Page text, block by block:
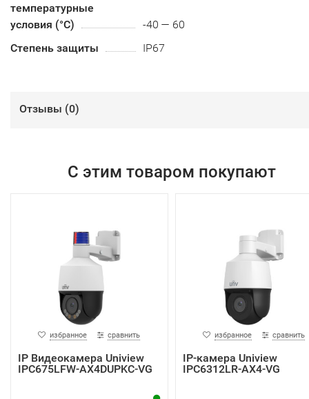
температурные
условия (°С)
-40 — 60
Степень защиты
IP67
Отзывы (0)
С этим товаром покупают
избранное сравнить
IP Видеокамера Uniview
IPC675LFW-AX4DUPKC-VG
избранное сравнить
IP-камера Uniview
IPC6312LR-AX4-VG